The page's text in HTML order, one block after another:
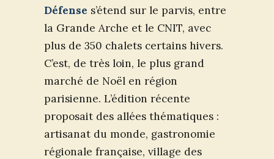
Défense s’étend sur le parvis, entre
la Grande Arche et le CNIT, avec
plus de 350 chalets certains hivers.
C’est, de très loin, le plus grand
marché de Noël en région
parisienne. L’édition récente
proposait des allées thématiques :
artisanat du monde, gastronomie
régionale française, village des